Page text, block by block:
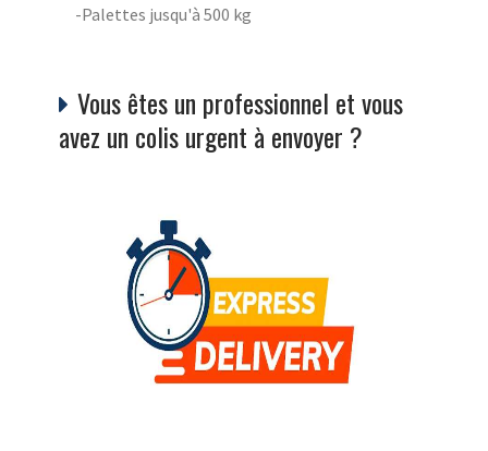
-Palettes jusqu'à 500 kg
Vous êtes un professionnel et vous
avez un colis urgent à envoyer ?